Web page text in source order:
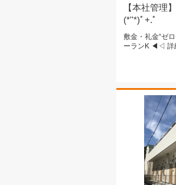
【本社管理
(*''*)ﾟ+.ﾟ
敷金・礼金“ゼ
ーランK ◀◁ 詳